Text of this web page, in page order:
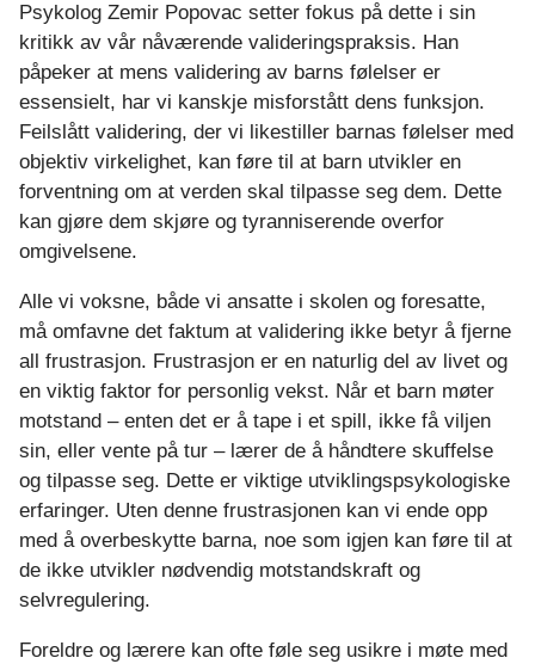
u
l
e
Psykolog Zemir Popovac setter fokus på dette i sin
kritikk av vår nåværende valideringspraksis. Han
påpeker at mens validering av barns følelser er
essensielt, har vi kanskje misforstått dens funksjon.
Feilslått validering, der vi likestiller barnas følelser med
objektiv virkelighet, kan føre til at barn utvikler en
forventning om at verden skal tilpasse seg dem. Dette
kan gjøre dem skjøre og tyranniserende overfor
omgivelsene.
Alle vi voksne, både vi ansatte i skolen og foresatte,
må omfavne det faktum at validering ikke betyr å fjerne
all frustrasjon. Frustrasjon er en naturlig del av livet og
en viktig faktor for personlig vekst. Når et barn møter
motstand – enten det er å tape i et spill, ikke få viljen
sin, eller vente på tur – lærer de å håndtere skuffelse
og tilpasse seg. Dette er viktige utviklingspsykologiske
erfaringer. Uten denne frustrasjonen kan vi ende opp
med å overbeskytte barna, noe som igjen kan føre til at
de ikke utvikler nødvendig motstandskraft og
selvregulering.
Foreldre og lærere kan ofte føle seg usikre i møte med